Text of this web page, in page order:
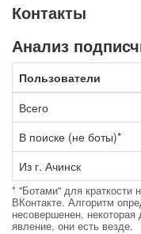
Контакты
Анализ
Пользователи
Всего
В поиске (не боты)*
Из г. Ачинск
* "Ботами" для краткости
ВКонтакте. Алгоритм
несовершенен,
явление, они есть везде.